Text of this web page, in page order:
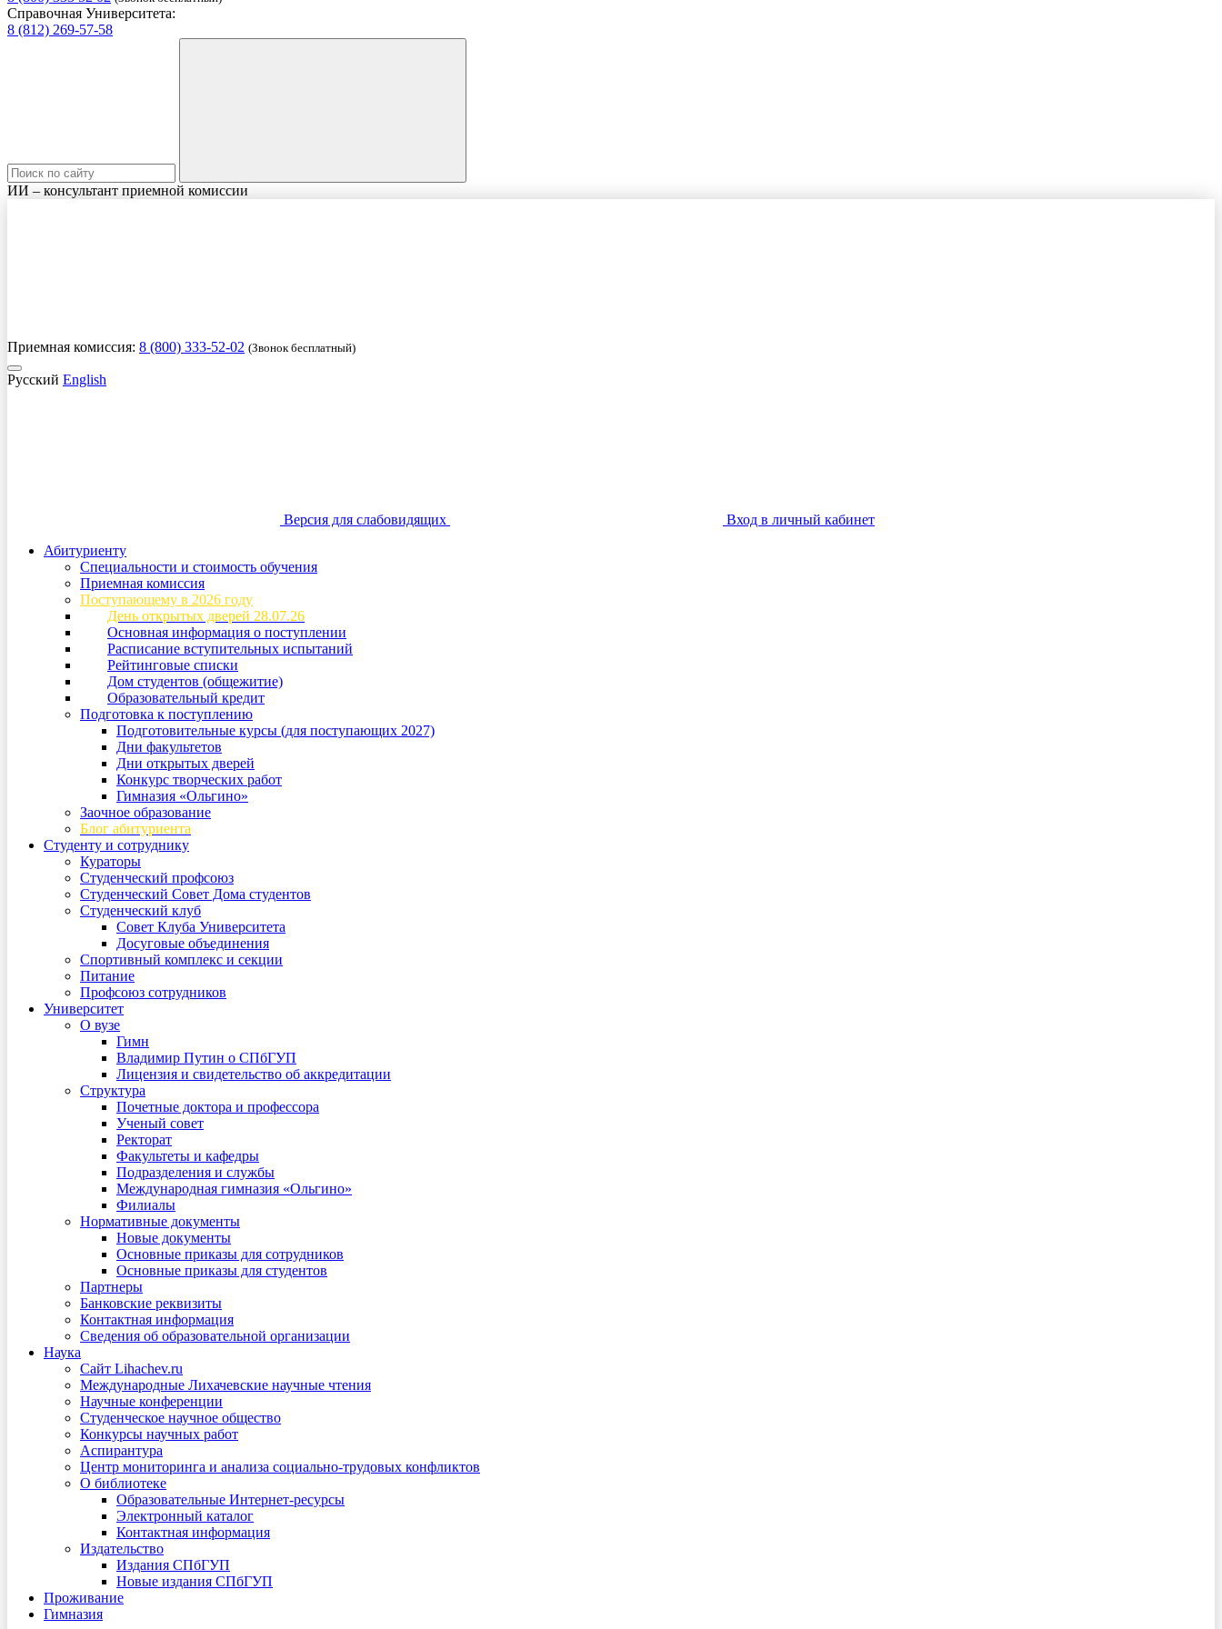
Справочная Университета:
8 (812) 269-57-58
ИИ – консультант приемной комиссии
Приемная комиссия: 8 (800) 333-52-02 (Звонок бесплатный)
Русский English
Версия для слабовидящих
Вход в личный кабинет
Абитуриенту
Специальности и стоимость обучения
Приемная комиссия
Поступающему в 2026 году
День открытых дверей 28.07.26
Основная информация о поступлении
Расписание вступительных испытаний
Рейтинговые списки
Дом студентов (общежитие)
Образовательный кредит
Подготовка к поступлению
Подготовительные курсы (для поступающих 2027)
Дни факультетов
Дни открытых дверей
Конкурс творческих работ
Гимназия «Ольгино»
Заочное образование
Блог абитуриента
Студенту и сотруднику
Кураторы
Студенческий профсоюз
Студенческий Совет Дома студентов
Студенческий клуб
Совет Клуба Университета
Досуговые объединения
Спортивный комплекс и секции
Питание
Профсоюз сотрудников
Университет
О вузе
Гимн
Владимир Путин о СПбГУП
Лицензия и свидетельство об аккредитации
Структура
Почетные доктора и профессора
Ученый совет
Ректорат
Факультеты и кафедры
Подразделения и службы
Международная гимназия «Ольгино»
Филиалы
Нормативные документы
Новые документы
Основные приказы для сотрудников
Основные приказы для студентов
Партнеры
Банковские реквизиты
Контактная информация
Сведения об образовательной организации
Наука
Сайт Lihachev.ru
Международные Лихачевские научные чтения
Научные конференции
Студенческое научное общество
Конкурсы научных работ
Аспирантура
Центр мониторинга и анализа социально-трудовых конфликтов
О библиотеке
Образовательные Интернет-ресурсы
Электронный каталог
Контактная информация
Издательство
Издания СПбГУП
Новые издания СПбГУП
Проживание
Гимназия